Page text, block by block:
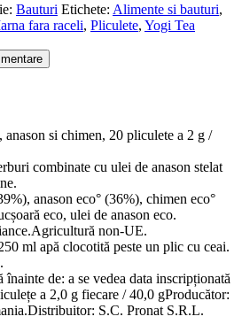
Bauturi Etichete: Alimente si bauturi,
fara raceli, Pliculete, Yogi Tea
si chimen, 20 pliculete a 2 g /
combinate cu ulei de anason stelat
anason eco° (36%), chimen eco°
eco, ulei de anason eco.
non-UE.
ml apă clocotită peste un plic cu ceai.
înainte de: a se vedea data inscripționată
a 2,0 g fiecare / 40,0 gProducător:
S.C. Pronat S.R.L.